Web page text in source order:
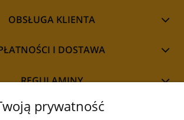
OBSŁUGA KLIENTA
I DOSTAWA
REGULAMINY
prywatność